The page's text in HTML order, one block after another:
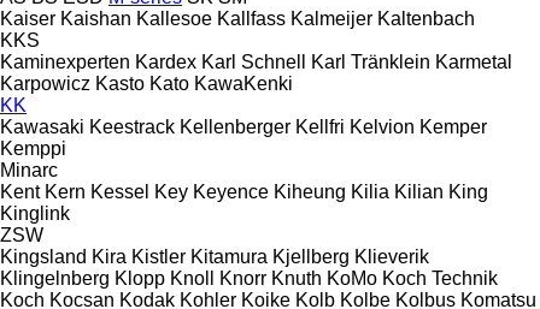
Kaiser Kaishan Kallesoe Kallfass Kalmeijer Kaltenbach
KKS
Kaminexperten Kardex Karl Schnell Karl Tränklein Karmetal
Karpowicz Kasto Kato KawaKenki
KK
Kawasaki Keestrack Kellenberger Kellfri Kelvion Kemper
Kemppi
Minarc
Kent Kern Kessel Key Keyence Kiheung Kilia Kilian King
Kinglink
ZSW
Kingsland Kira Kistler Kitamura Kjellberg Klieverik
Klingelnberg Klopp Knoll Knorr Knuth KoMo Koch Technik
Koch Kocsan Kodak Kohler Koike Kolb Kolbe Kolbus Komatsu